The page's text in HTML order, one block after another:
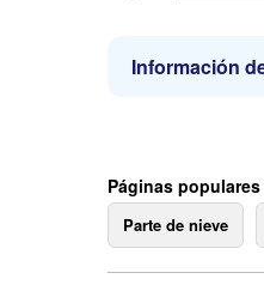
Información
Páginas
Parte de nieve